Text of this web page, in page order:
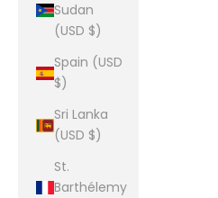
Sudan
(USD $)
Spain (USD
$)
Sri Lanka
(USD $)
St.
Barthélemy